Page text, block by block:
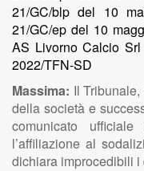
21/GC/blp del 10
21/GC/ep del 10
AS Livorno Calcio
2022/TFN-SD
Massima: Il
della società e
comunicato
l’affiliazione al
dichiara improcedibili i